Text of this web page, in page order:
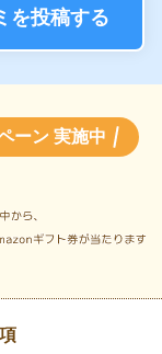
を投稿する
ーン 実施中